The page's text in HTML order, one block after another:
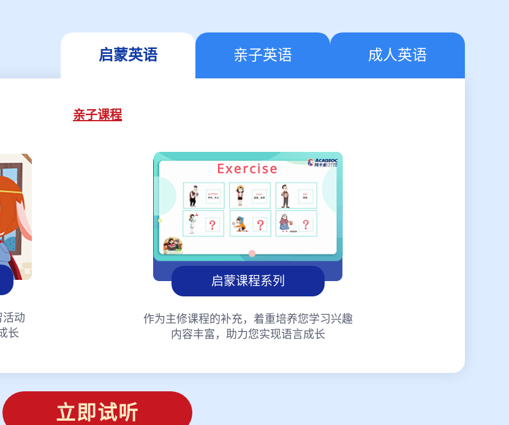
启蒙英语 亲子英语 成人英语
亲子课程
活动
长
启蒙课程系列
作为主修课程的补充，着重培养您学习兴趣
内容丰富，助力您实现语言成长
立即试听